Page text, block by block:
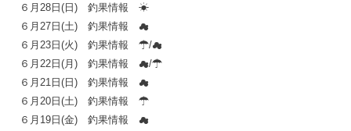
６月28日(日) 釣果情報 ☀
６月27日(土) 釣果情報 ☁
６月23日(火) 釣果情報 ☂/☁
６月22日(月) 釣果情報 ☁/☂
６月21日(日) 釣果情報 ☁
６月20日(土) 釣果情報 ☂
６月19日(金) 釣果情報 ☁